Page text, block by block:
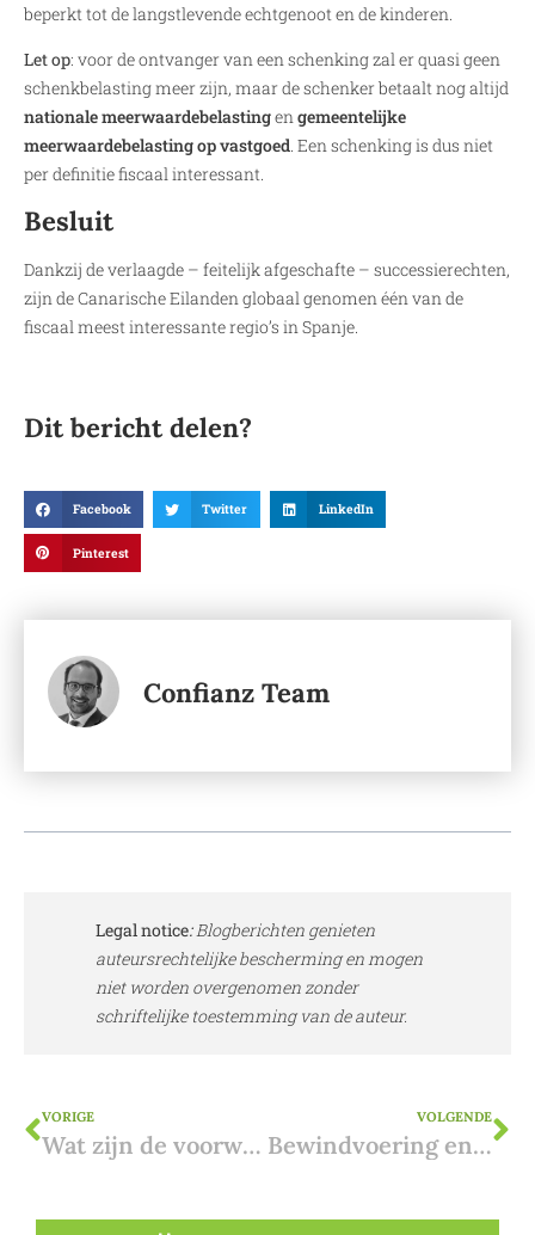
beperkt tot de langstlevende echtgenoot en de kinderen.
Let op: voor de ontvanger van een schenking zal er quasi geen
schenkbelasting meer zijn, maar de schenker betaalt nog altijd
nationale meerwaardebelastingengemeentelijke
meerwaardebelasting op vastgoed. Een schenking is dus niet
per definitie fiscaal interessant.
Besluit
Dankzij de verlaagde – feitelijk afgeschafte – successierechten,
zijn de Canarische Eilanden globaal genomen één van de
fiscaal meest interessante regio’s in Spanje.
Dit bericht delen?
Facebook Twitter LinkedIn
Pinterest
Confianz Team
Legal notice:Blogberichten genieten
auteursrechtelijke bescherming en mogen
niet worden overgenomen zonder
schriftelijke toestemming van de auteur.
VORIGE
Wat zijn de voorwaarden van een Spaanse hypotheek?
VOLGENDE
Bewindvoering en vastgoed in Spanje